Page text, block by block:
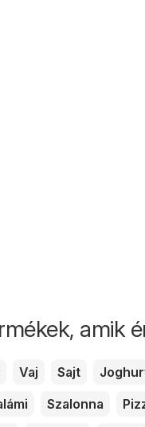
amik
Vaj Sajt
Szalonna